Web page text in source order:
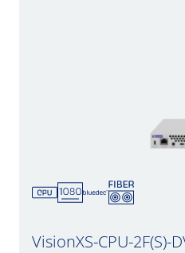
VisionXS-CPU-2F(S)-